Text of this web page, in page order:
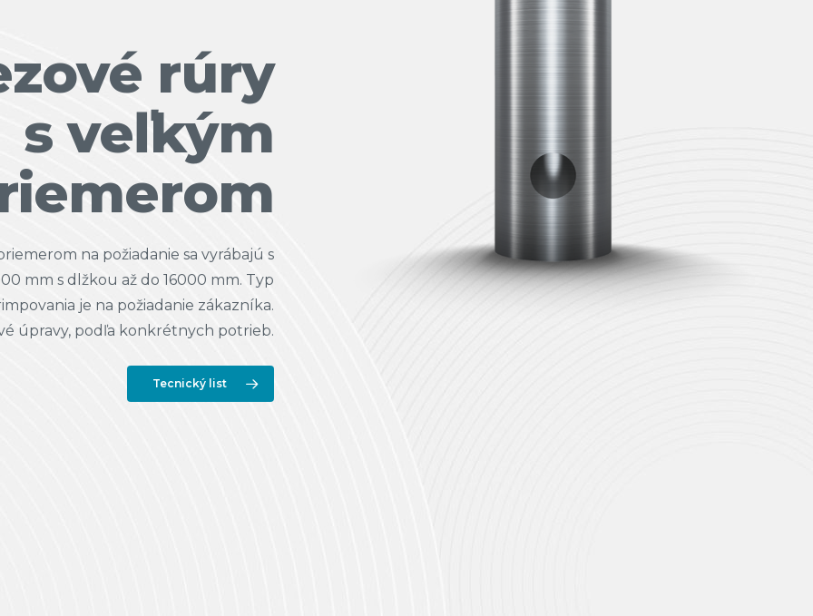
rúry
s veľkým
na požiadanie sa vyrábajú s
mm s dlžkou až do 16000 mm. Typ
je na požiadanie zákazníka.
úpravy, podľa konkrétnych potrieb.
Tecnický list